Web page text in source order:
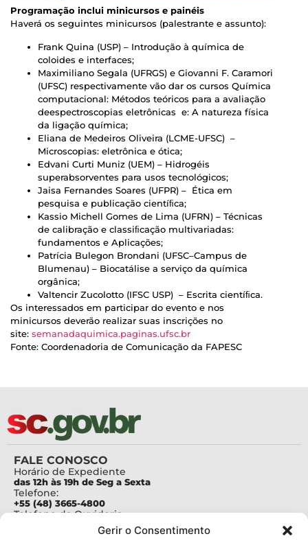
Gerir o Consentimento
Programação inclui minicursos e painéis
Haverá os seguintes minicursos (palestrante e assunto):
Frank Quina (USP) – Introdução à química de
coloides e interfaces;
Maximiliano Segala (UFRGS) e Giovanni F. Caramori
(UFSC) respectivamente vão dar os cursos Química
computacional: Métodos teóricos para a avaliação
deespectroscopias eletrônicas e: A natureza física
da ligação química;
Eliana de Medeiros Oliveira (LCME-UFSC) –
Microscopias: eletrônica e ótica;
Edvani Curti Muniz (UEM) – Hidrogéis
superabsorventes para usos tecnológicos;
Jaisa Fernandes Soares (UFPR) – Ética em
pesquisa e publicação cientíﬁca;
Kassio Michell Gomes de Lima (UFRN) – Técnicas
de calibração e classiﬁcação multivariadas:
fundamentos e Aplicações;
Patrícia Bulegon Brondani (UFSC–Campus de
Blumenau) – Biocatálise a serviço da química
orgânica;
Valtencir Zucolotto (IFSC USP) – Escrita cientíﬁca.
Os interessados em participar do evento e nos
minicursos deverão realizar suas inscrições no
site: semanadaquimica.paginas.ufsc.br
Fonte: Coordenadoria de Comunicação da FAPESC
FALE CONOSCO
Horário de Expediente
das 12h às 19h de Seg a Sexta
Telefone:
+55 (48) 3665-4800
Telefone da Ouvidoria